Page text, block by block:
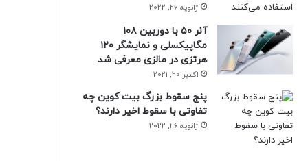
ژانویه 26, 2022
آنر ۵۰ با دوربین ۱۰۸
مگاپیکسلی و نمایشگر ۱۲۰
هرتزی در مالزی معرفی شد
اکتبر 20, 2021
پنج سقوط بزرگ بیت کوین چه
تفاوتی با سقوط اخیر دارند؟
ژانویه 26, 2022